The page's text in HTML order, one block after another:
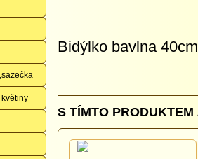
Bidýlko bavlna 40cm
S TÍMTO